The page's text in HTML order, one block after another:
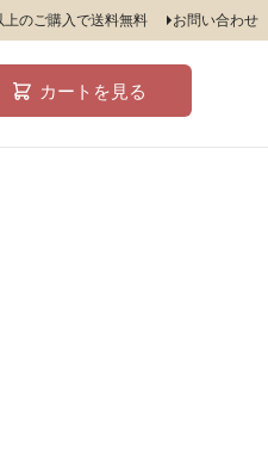
上のご購入で送料無料 お問い合わせ
カートを見る